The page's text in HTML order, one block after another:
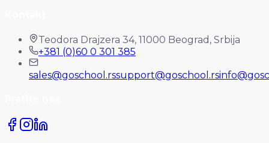
Teodora Drajzera 34, 11000 Beograd, Srbija
+381 (0)60 0 301 385
sales@goschool.rssupport@goschool.rs